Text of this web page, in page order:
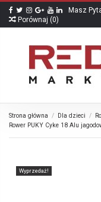
Masz
Porównaj (0)
Strona główna Dla dzieci
Rower PUKY Cyke 18 Alu
Wyprzedaż!